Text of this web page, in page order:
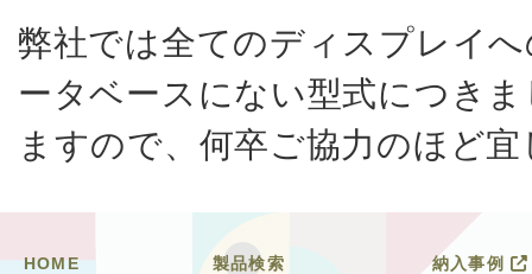
弊社では全てのディスプレイ
ータベースにない型式につき
ますので、何卒ご協力のほど
HOME 納入事例
製品検索